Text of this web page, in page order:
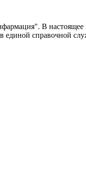
В настоящее
справочной